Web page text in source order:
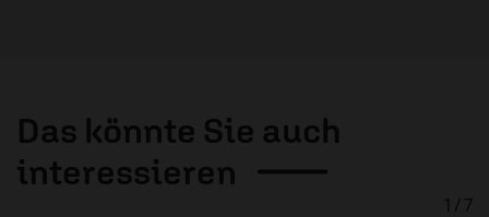
Das könnte Sie auch
interessieren
1 / 7